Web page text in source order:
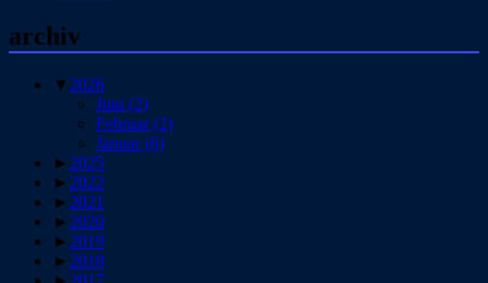
archiv
▼ 2026
Juni (2)
Februar(2)
Januar(6)
► 2025
► 2022
► 2021
► 2020
► 2019
► 2018